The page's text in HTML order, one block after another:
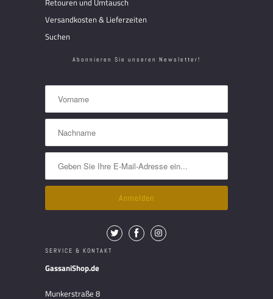
Retouren und Umtausch
Versandkosten & Lieferzeiten
Suchen
Abonnieren Sie unseren Newsletter!
SERVICE & KONTAKT
GassaniShop.de
Munkerstraße 8